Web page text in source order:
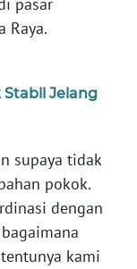
pasar
Raya.
Jelang
supaya tidak
pokok.
dengan
kami